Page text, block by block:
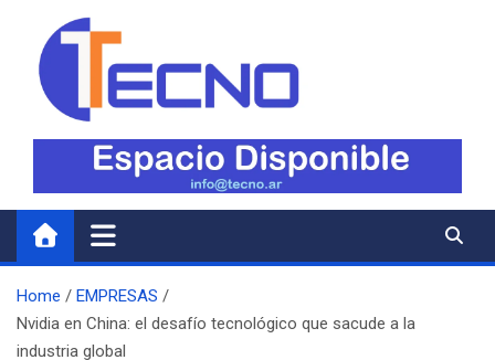
content
Tecno
Todo lo nuevo en Tecnología
Home
EMPRESAS
Nvidia en China: el desafío tecnológico que sacude a la
industria global